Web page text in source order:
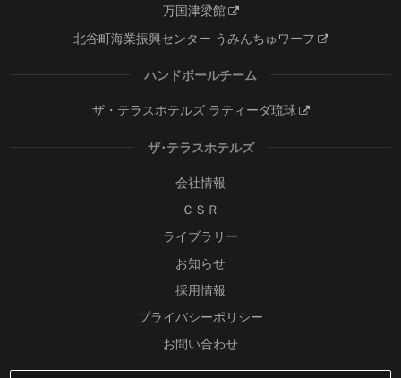
万国津梁館
北谷町海業振興センター うみんちゅワーフ
ハンドボールチーム
ザ・テラスホテルズ ラティーダ琉球
ザ･テラスホテルズ
会社情報
ＣＳＲ
ライブラリー
お知らせ
採用情報
プライバシーポリシー
お問い合わせ